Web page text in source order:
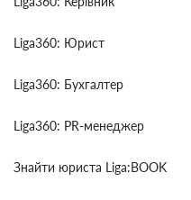
Liga360: Юрист
Liga360: Бухгалтер
Liga360: PR-менеджер
Знайти юриста Liga:BOOK